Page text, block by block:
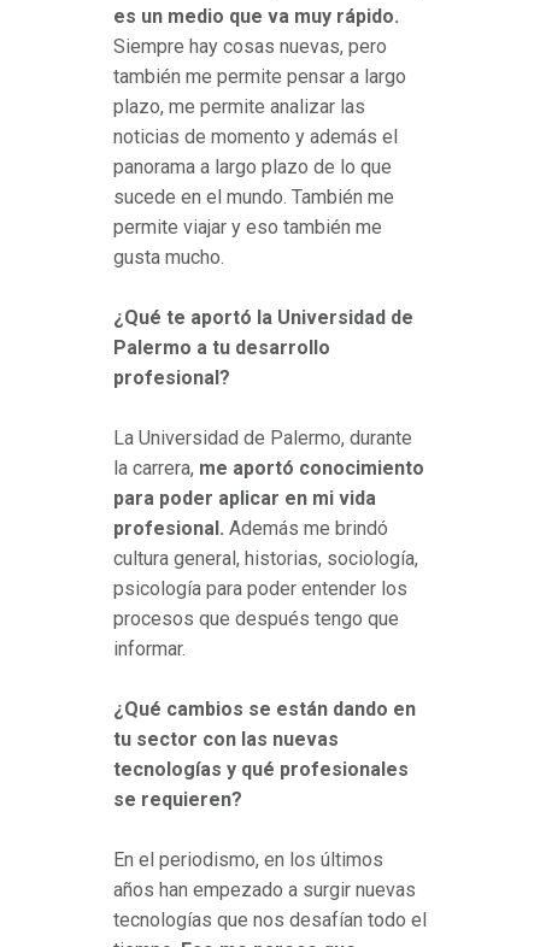
es un medio que va muy rápido.
Siempre hay cosas nuevas, pero
también me permite pensar a largo
plazo, me permite analizar las
noticias de momento y además el
panorama a largo plazo de lo que
sucede en el mundo. También me
permite viajar y eso también me
gusta mucho.
¿Qué te aportó la Universidad de
Palermo a tu desarrollo
profesional?
La Universidad de Palermo, durante
la carrera, me aportó conocimiento
para poder aplicar en mi vida
profesional. Además me brindó
cultura general, historias, sociología,
psicología para poder entender los
procesos que después tengo que
informar.
¿Qué cambios se están dando en
tu sector con las nuevas
tecnologías y qué profesionales
se requieren?
En el periodismo, en los últimos
años han empezado a surgir nuevas
tecnologías que nos desafían todo el